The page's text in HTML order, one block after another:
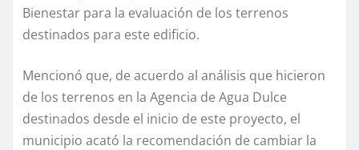
Bienestar para la evaluación de los terrenos
destinados para este edificio.
Mencionó que, de acuerdo al análisis que hicieron
de los terrenos en la Agencia de Agua Dulce
destinados desde el inicio de este proyecto, el
municipio acató la recomendación de cambiar la